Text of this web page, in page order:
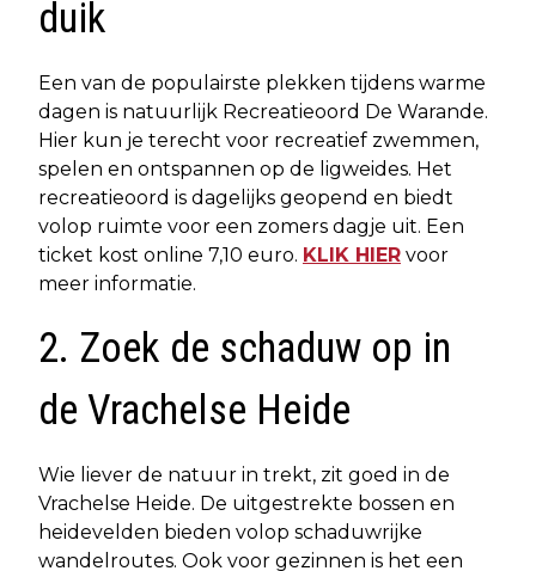
duik
Een van de populairste plekken tijdens warme
dagen is natuurlijk Recreatieoord De Warande.
Hier kun je terecht voor recreatief zwemmen,
spelen en ontspannen op de ligweides. Het
recreatieoord is dagelijks geopend en biedt
volop ruimte voor een zomers dagje uit. Een
ticket kost online 7,10 euro. KLIK HIER voor
meer informatie.
2. Zoek de schaduw op in
de Vrachelse Heide
Wie liever de natuur in trekt, zit goed in de
Vrachelse Heide. De uitgestrekte bossen en
heidevelden bieden volop schaduwrijke
wandelroutes. Ook voor gezinnen is het een